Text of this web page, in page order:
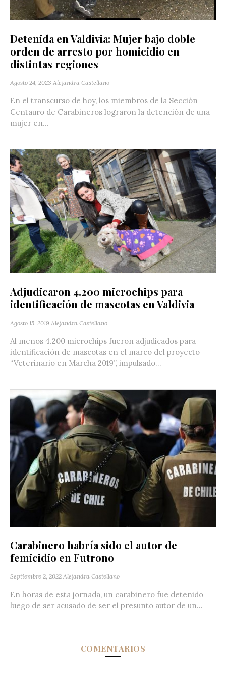
Detenida en Valdivia: Mujer bajo doble
orden de arresto por homicidio en
distintas regiones
Agosto 24, 2023 Alejandra Castellano
En el transcurso de hoy, los miembros de la Sección
Centauro de Carabineros lograron la detención de una
mujer en...
Adjudicaron 4.200 microchips para
identificación de mascotas en Valdivia
Agosto 15, 2019 Alejandra Castellano
Al menos 4.200 microchips fueron adjudicados para
identificación de mascotas en el marco del proyecto
“Veterinario en Marcha 2019”, impulsado...
Carabinero habría sido el autor de
femicidio en Futrono
Septiembre 2, 2022 Alejandra Castellano
En horas de esta jornada, un carabinero fue detenido
luego de ser acusado de ser el presunto autor de un...
COMENTARIOS